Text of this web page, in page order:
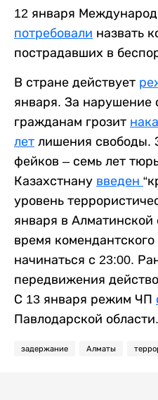
12 января
потребовали назвать
пострадавших в
В стране действует
января. За нарушение
гражданам грозит
лет лишения свободы.
фейков – семь лет
Казахстнану введен
уровень
января в Алматинской
время
начинаться с 23:00.
передвижения
С 13 января режим ЧП
Павлодарской области.
задержание Алматы